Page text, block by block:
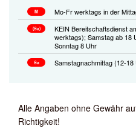
M Mo-Fr werktags in der
(Sa)
KEIN Bereitschaftsdienst
werktags); Samstag ab 18
Sonntag 8 Uhr
Sa Samstagnachmittag (12-
Alle Angaben ohne Gewähr
Richtigkeit!